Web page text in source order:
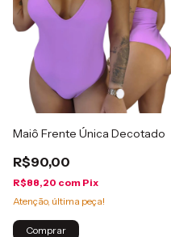
Maiô Frente Única Decotado
R$90,00
R$88,20 com Pix
Atenção, última peça!
Comprar